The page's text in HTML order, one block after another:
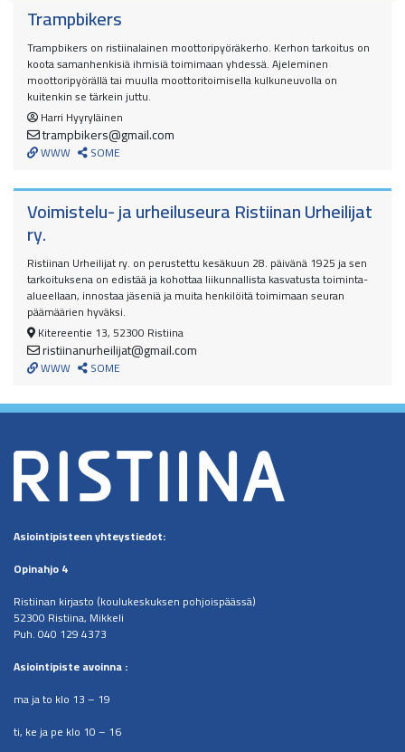
Trampbikers
Trampbikers on ristiinalainen moottoripyöräkerho. Kerhon tarkoitus on
koota samanhenkisiä ihmisiä toimimaan yhdessä. Ajeleminen
moottoripyörällä tai muulla moottoritoimisella kulkuneuvolla on
kuitenkin se tärkein juttu.
Harri Hyyryläinen
trampbikers@gmail.com
WWW SOME
Voimistelu- ja urheiluseura Ristiinan Urheilijat
ry.
Ristiinan Urheilijat ry. on perustettu kesäkuun 28. päivänä 1925ja sen
tarkoituksena on edistää ja kohottaa liikunnallista kasvatusta toiminta-
alueellaan, innostaa jäseniä ja muita henkilöitä toimimaan seuran
päämäärien hyväksi.
Kitereentie 13, 52300 Ristiina
ristiinanurheilijat@gmail.com
WWW SOME
Asiointipisteenyhteystiedot:
Opinahjo 4
Ristiinan kirjasto (koulukeskuksen pohjoispäässä)
52300 Ristiina, Mikkeli
Puh. 040 129 4373
​Asiointipiste avoinna :
ma ja to klo 13 – 19
ti, ke ja pe klo 10 – 16